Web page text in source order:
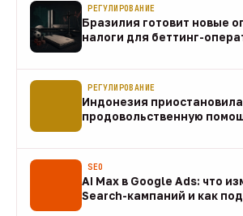
РЕГУЛИРОВАНИЕ
Бразилия готовит новые
налоги для беттинг-
РЕГУЛИРОВАНИЕ
Индонезия приостановила
продовольственную
SEO
AI Max в Google Ads: что
Search-кампаний и как